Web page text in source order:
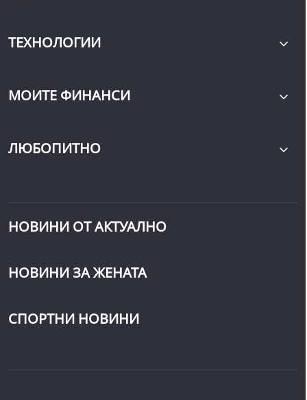
ТЕХНОЛОГИИ
МОИТЕ ФИНАНСИ
ЛЮБОПИТНО
НОВИНИ ОТ АКТУАЛНО
НОВИНИ ЗА ЖЕНАТА
СПОРТНИ НОВИНИ